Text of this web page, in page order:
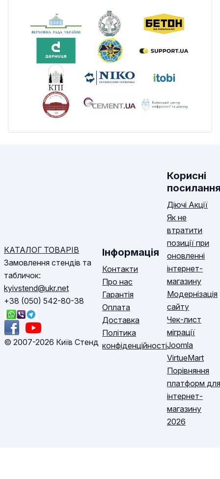
КАТАЛОГ ТОВАРІВ
Замовлення стендів та
табличок:
kyivstend@ukr.net
+38 (050) 542-80-38
© 2007-2026 Київ Стенд
Інформація
Контакти
Про нас
Гарантія
Оплата
Доставка
Політика
конфіденційності
Корисні
Діючі Акції
Як не
втратити
позиції при
оновленні
інтернет-
магазину
Модернізація
сайту
Чек-лист
міграції
Joomla
VirtueMart
Порівняння
платформ для
інтернет-
магазину
2026